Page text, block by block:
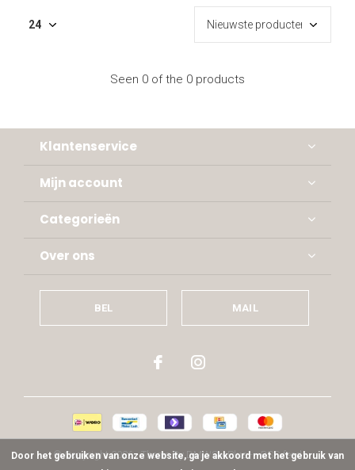
Seen 0 of the 0 products
Klantenservice
Mijn account
Categorieën
Over ons
BEL MAIL
© Copyright2026- Theme ByDMWSxPlus+ -RSS-feed
Door het gebruiken van onze website, ga je akkoord met het gebruik van